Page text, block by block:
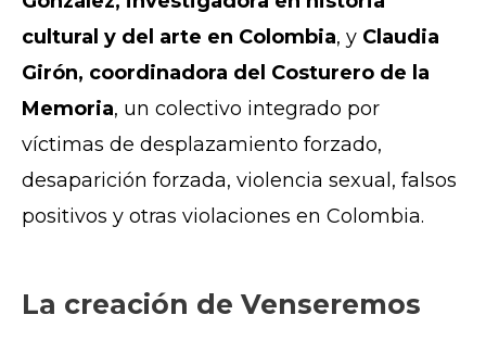
cultural y del arte en Colombia, y Claudia
Girón, coordinadora del Costurero de la
Memoria, un colectivo integrado por
víctimas de desplazamiento forzado,
desaparición forzada, violencia sexual, falsos
positivos y otras violaciones en Colombia.
La creación de Venseremos